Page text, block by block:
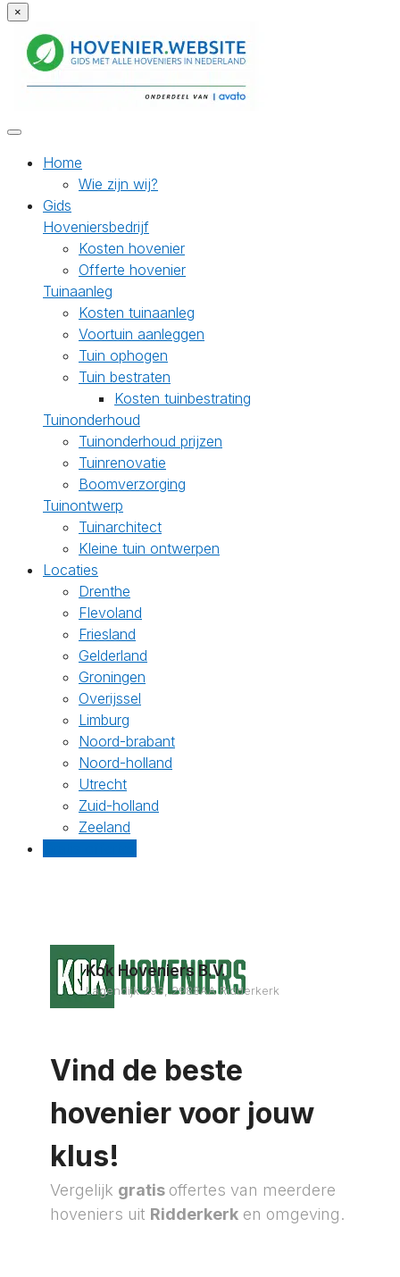
×
Home
Wie zijn wij?
Gids
Hoveniersbedrijf
Kosten hovenier
Offerte hovenier
Tuinaanleg
Kosten tuinaanleg
Voortuin aanleggen
Tuin ophogen
Tuin bestraten
Kosten tuinbestrating
Tuinonderhoud
Tuinonderhoud prijzen
Tuinrenovatie
Boomverzorging
Tuinontwerp
Tuinarchitect
Kleine tuin ontwerpen
Locaties
Drenthe
Flevoland
Friesland
Gelderland
Groningen
Overijssel
Limburg
Noord-brabant
Noord-holland
Utrecht
Zuid-holland
Zeeland
Kok Hoveniers B.V.
Lagendijk 293, 2988AA Ridderkerk
Vind de beste
hovenier voor jouw
klus!
Vergelijk gratis offertes van meerdere
hoveniers uit Ridderkerk en omgeving.